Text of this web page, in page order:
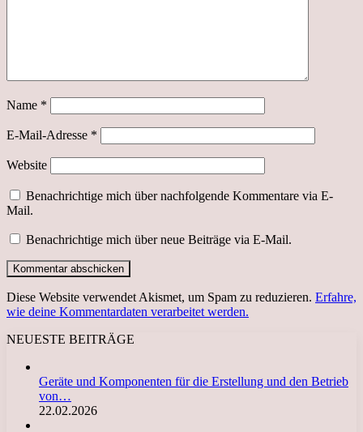
Name *
E-Mail-Adresse *
Website
Benachrichtige mich über nachfolgende Kommentare via E-
Mail.
Benachrichtige mich über neue Beiträge via E-Mail.
Diese Website verwendet Akismet, um Spam zu reduzieren. Erfahre,
wie deine Kommentardaten verarbeitet werden.
NEUESTE BEITRÄGE
Geräte und Komponenten für die Erstellung und den Betrieb
von…
22.02.2026